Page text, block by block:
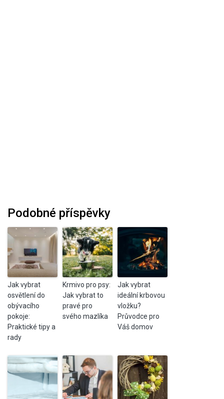
Podobné příspěvky
Jak vybrat
osvětlení do
obývacího
pokoje:
Praktické tipy a
rady
Krmivo pro psy:
Jak vybrat to
pravé pro
svého mazlíka
Jak vybrat
ideální krbovou
vložku?
Průvodce pro
Váš domov